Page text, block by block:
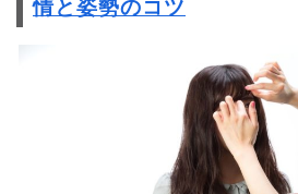
情と姿勢のコツ